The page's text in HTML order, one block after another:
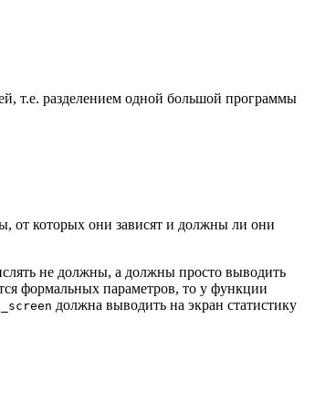
, т.е. разделением одной большой программы
от которых они зависят и должны ли они
не должны, а должны просто выводить
формальных параметров, то у функции
должна выводить на экран статистику